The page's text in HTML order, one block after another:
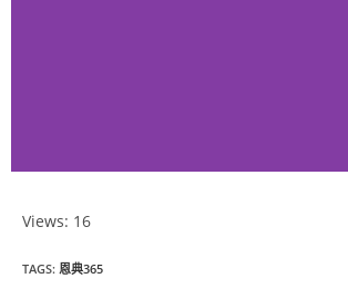
Views: 16
TAGS: 恩典365